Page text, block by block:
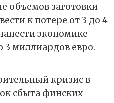
объемов заготовки
к потере от 3 до 4
экономике
3 миллиардов евро.
кризис в
сбыта финских